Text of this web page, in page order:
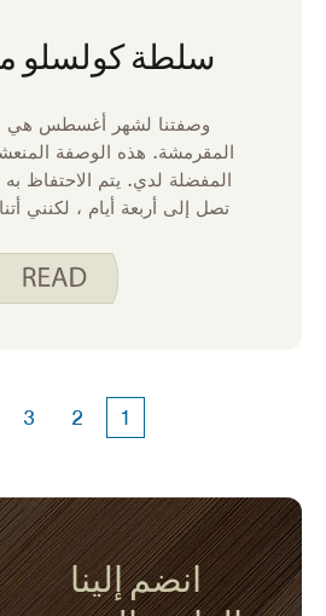
سلطة كولسلو
وصفتنا لشهر أغسطس هي
المقرمشة. هذه الوصفة
المفضلة لدي. يتم الاحتفاظ به
تصل إلى أربعة أيام ، لكنني
يوم أو يومين. لعمل هذه
حزمة من نودلز الرامين الجافة
1
2
3
انضم إلينا